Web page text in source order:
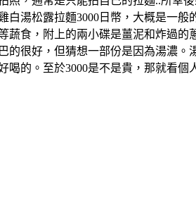
湯松露拉麵3000日幣，大概是一
食，附上的兩小碟是薑泥和炸過
很好，但猜想一部份是因為湯濃
的。至於3000是不是貴，那就看